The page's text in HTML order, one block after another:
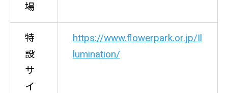
場
特
設
サ
イ
https://www.flowerpark.or.jp/Il
lumination/